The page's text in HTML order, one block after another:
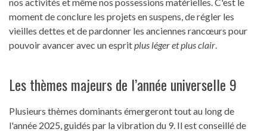
moment de conclure les projets en suspens, de régler les
vieilles dettes et de pardonner les anciennes rancœurs pour
pouvoir avancer avec un espritplus léger et plus clair.
Les thèmes majeurs de l’année universelle 9
Plusieurs thèmes dominants émergeront tout au long de
l'année 2025, guidés par la vibration du 9. Il est conseillé de